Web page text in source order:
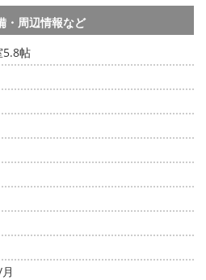
・周辺情報など
5.8帖